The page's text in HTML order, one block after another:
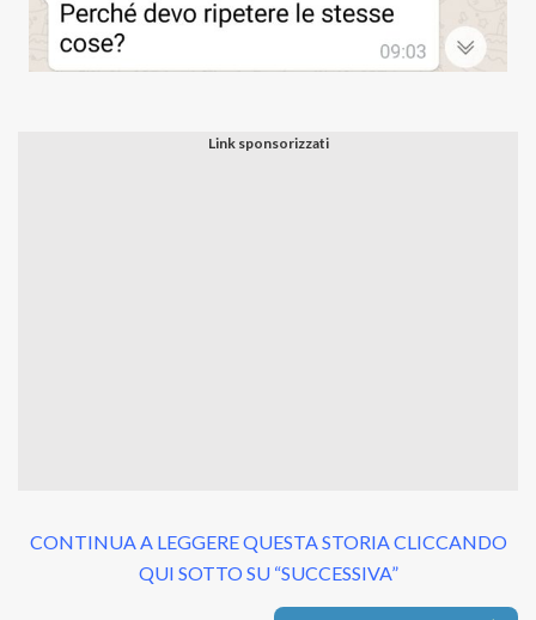
CONTINUA A LEGGERE QUESTA STORIA CLICCANDO
QUI SOTTO SU “SUCCESSIVA”